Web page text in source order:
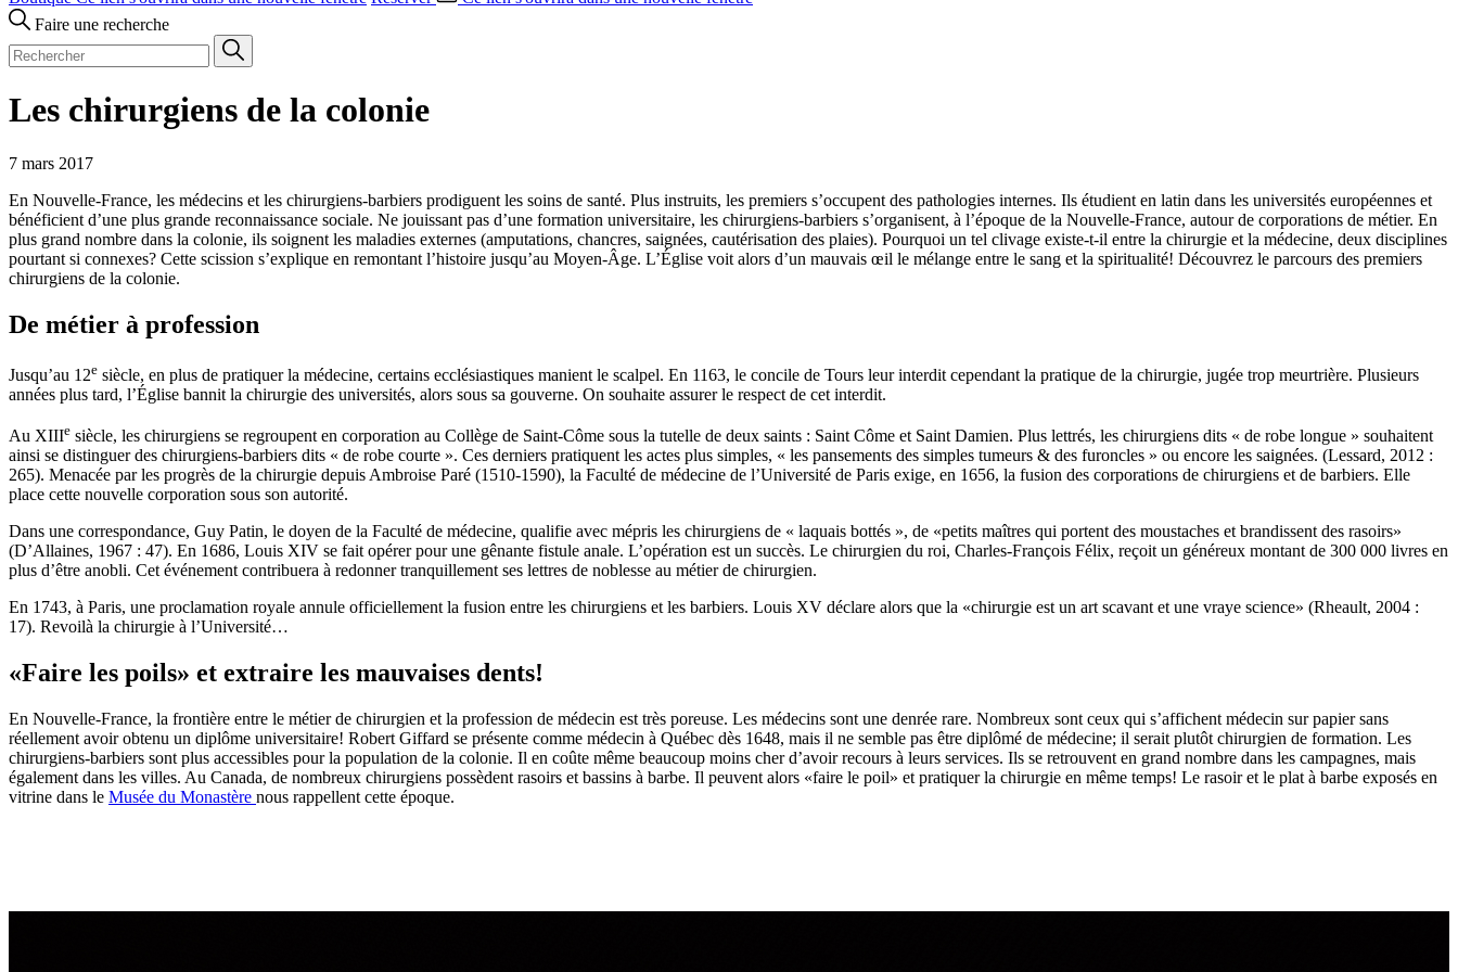
Faire une recherche
Les chirurgiens de la colonie
7 mars 2017
En Nouvelle-France, les médecins et les chirurgiens-barbiers prodiguent les soins de santé. Plus instruits, les premiers s’occupent des pathologies internes. Ils étudient en latin dans les universités européennes et
bénéficient d’une plus grande reconnaissance sociale. Ne jouissant pas d’une formation universitaire, les chirurgiens-barbiers s’organisent, à l’époque de la Nouvelle-France, autour de corporations de métier. En
plus grand nombre dans la colonie, ils soignent les maladies externes (amputations, chancres, saignées, cautérisation des plaies). Pourquoi un tel clivage existe-t-il entre la chirurgie et la médecine, deux disciplines
pourtant si connexes? Cette scission s’explique en remontant l’histoire jusqu’au Moyen-Âge. L’Église voit alors d’un mauvais œil le mélange entre le sang et la spiritualité! Découvrez le parcours des premiers
chirurgiens de la colonie.
De métier à profession
Jusqu’au 12e siècle, en plus de pratiquer la médecine, certains ecclésiastiques manient le scalpel. En 1163, le concile de Tours leur interdit cependant la pratique de la chirurgie, jugée trop meurtrière. Plusieurs
années plus tard, l’Église bannit la chirurgie des universités, alors sous sa gouverne. On souhaite assurer le respect de cet interdit.
Au XIIIe siècle, les chirurgiens se regroupent en corporation au Collège de Saint-Côme sous la tutelle de deux saints : Saint Côme et Saint Damien. Plus lettrés, les chirurgiens dits « de robe longue » souhaitent
ainsi se distinguer des chirurgiens-barbiers dits « de robe courte ». Ces derniers pratiquent les actes plus simples, « les pansements des simples tumeurs & des furoncles » ou encore les saignées. (Lessard, 2012 :
265). Menacée par les progrès de la chirurgie depuis Ambroise Paré (1510-1590), la Faculté de médecine de l’Université de Paris exige, en 1656, la fusion des corporations de chirurgiens et de barbiers. Elle
place cette nouvelle corporation sous son autorité.
Dans une correspondance, Guy Patin, le doyen de la Faculté de médecine, qualifie avec mépris les chirurgiens de « laquais bottés », de «petits maîtres qui portent des moustaches et brandissent des rasoirs»
(D’Allaines, 1967 : 47). En 1686, Louis XIV se fait opérer pour une gênante fistule anale. L’opération est un succès. Le chirurgien du roi, Charles-François Félix, reçoit un généreux montant de 300 000 livres en
plus d’être anobli. Cet événement contribuera à redonner tranquillement ses lettres de noblesse au métier de chirurgien.
En 1743, à Paris, une proclamation royale annule officiellement la fusion entre les chirurgiens et les barbiers. Louis XV déclare alors que la «chirurgie est un art scavant et une vraye science» (Rheault, 2004 :
17). Revoilà la chirurgie à l’Université…
«Faire les poils» et extraire les mauvaises dents!
En Nouvelle-France, la frontière entre le métier de chirurgien et la profession de médecin est très poreuse. Les médecins sont une denrée rare. Nombreux sont ceux qui s’affichent médecin sur papier sans
réellement avoir obtenu un diplôme universitaire! Robert Giffard se présente comme médecin à Québec dès 1648, mais il ne semble pas être diplômé de médecine; il serait plutôt chirurgien de formation. Les
chirurgiens-barbiers sont plus accessibles pour la population de la colonie. Il en coûte même beaucoup moins cher d’avoir recours à leurs services. Ils se retrouvent en grand nombre dans les campagnes, mais
également dans les villes. Au Canada, de nombreux chirurgiens possèdent rasoirs et bassins à barbe. Il peuvent alors «faire le poil» et pratiquer la chirurgie en même temps! Le rasoir et le plat à barbe exposés en
vitrine dans le Musée du Monastère nous rappellent cette époque.